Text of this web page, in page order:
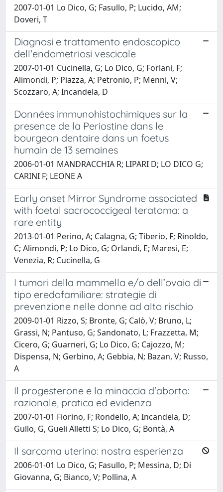
2007-01-01 Lo Dico, G; Fasullo, P; Lucido, AM;
Doveri, T
Diagnosi e trattamento endoscopico
dell'endometriosi vescicale
2007-01-01 Cucinella, G; Lo Dico, G; Forlani, F;
Alimondi, P; Piazza, A; Petronio, P; Menni, V;
Scozzaro, A; Incandela, D
Données immunohistochimiques sur la
presence de la Periostine dans le
bourgeon dentaire dans un foetus
humain de 13 semaines
2006-01-01 MANDRACCHIA R; LIPARI D; LO DICO G;
CARINI F; LEONE A
Early onset Mirror Syndrome associated
with foetal sacrococcigeal teratoma: a
rare entity
2013-01-01 Perino, A; Calagna, G; Tiberio, F; Rinoldo,
C; Alimondi, P; Lo Dico, G; Orlandi, E; Maresi, E;
Venezia, R; Cucinella, G
I tumori della mammella e/o dell’ovaio di
tipo eredofamiliare: strategie di
prevenzione nelle donne ad alto rischio
2009-01-01 Rizzo, S; Bronte, G; Calò, V; Bruno, L;
Grassi, N; Pantuso, G; Sandonato, L; Frazzetta, M;
Cicero, G; Guarneri, G; Lo Dico, G; Cajozzo, M;
Dispensa, N; Gerbino, A; Gebbia, N; Bazan, V; Russo,
A
Il progesterone e la minaccia d'aborto:
razionale, pratica ed evidenza
2007-01-01 Fiorino, F; Rondello, A; Incandela, D;
Gullo, G, Gueli Alletti S; Lo Dico, G; Bontà, A
Il sarcoma uterino: nostra esperienza
2006-01-01 Lo Dico, G; Fasullo, P; Messina, D; Di
Giovanna, G; Bianco, V; Pollina, A